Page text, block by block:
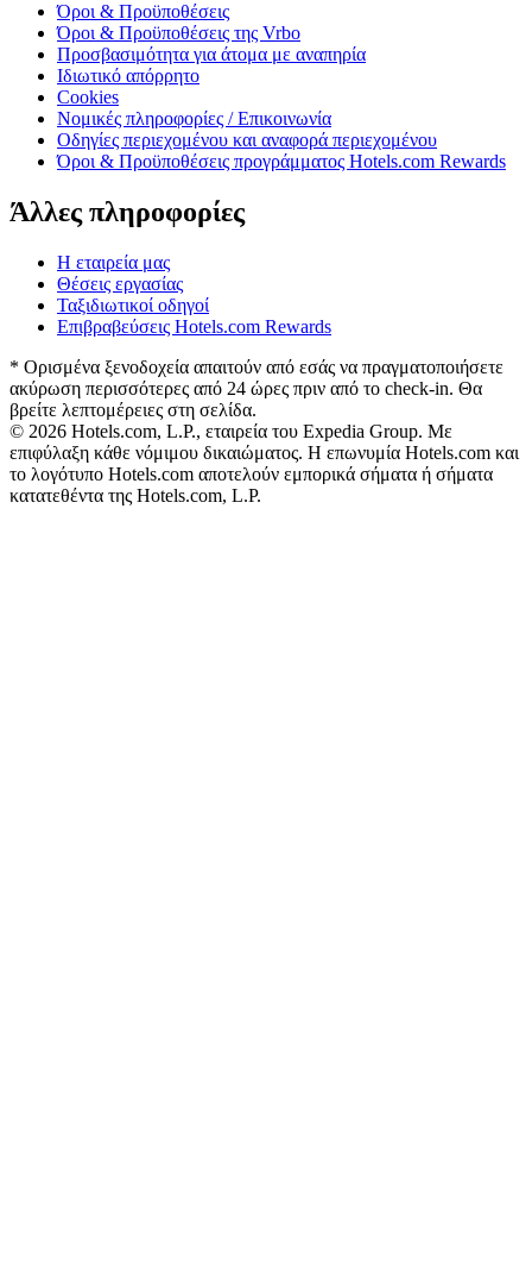
Όροι & Προϋποθέσεις
Όροι & Προϋποθέσεις της Vrbo
Προσβασιμότητα για άτομα με αναπηρία
Ιδιωτικό απόρρητο
Cookies
Νομικές πληροφορίες / Επικοινωνία
Οδηγίες περιεχομένου και αναφορά περιεχομένου
Όροι & Προϋποθέσεις προγράμματος Hotels.com Rewards
Άλλες πληροφορίες
Η εταιρεία μας
Θέσεις εργασίας
Ταξιδιωτικοί οδηγοί
Επιβραβεύσεις Hotels.com Rewards
* Ορισμένα ξενοδοχεία απαιτούν από εσάς να πραγματοποιήσετε
ακύρωση περισσότερες από 24 ώρες πριν από το check-in. Θα
βρείτε λεπτομέρειες στη σελίδα.
© 2026 Hotels.com, L.P., εταιρεία του Expedia Group. Με
επιφύλαξη κάθε νόμιμου δικαιώματος. Η επωνυμία Hotels.com και
το λογότυπο Hotels.com αποτελούν εμπορικά σήματα ή σήματα
κατατεθέντα της Hotels.com, L.P.